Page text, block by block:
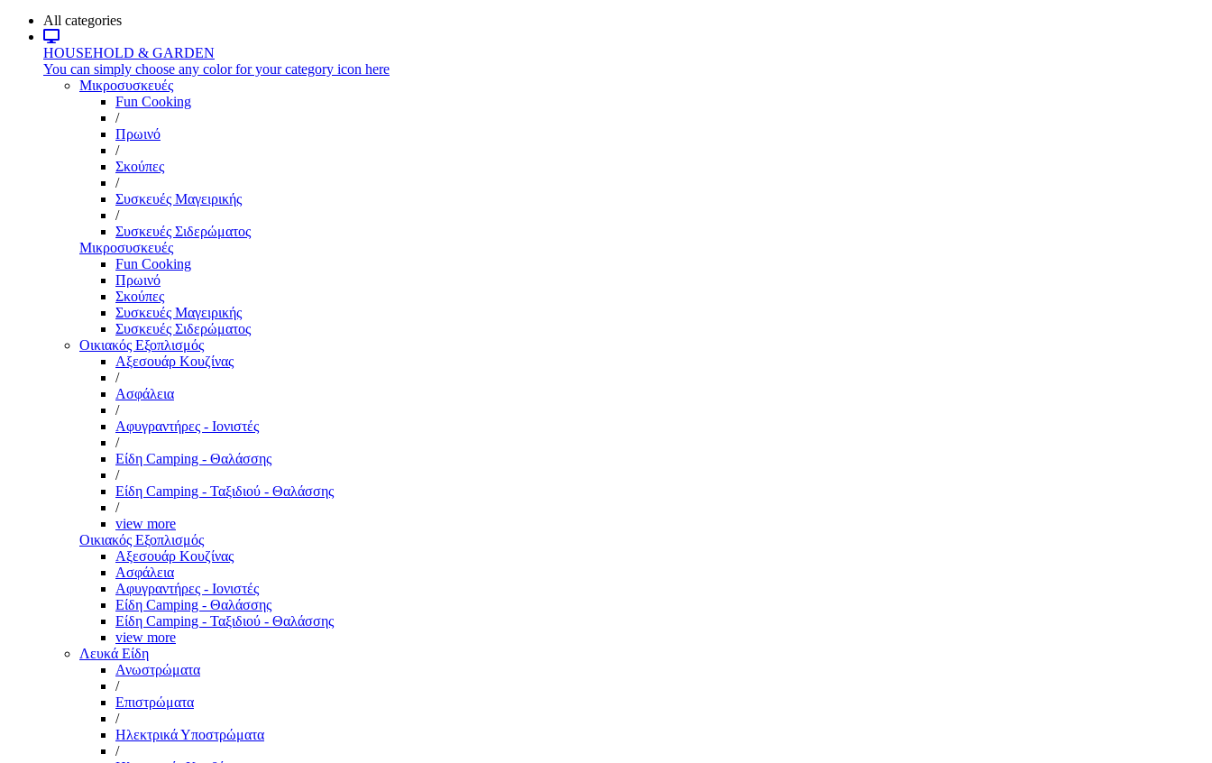
All categories
HOUSEHOLD & GARDEN
You can simply choose any color for your category icon here
Μικροσυσκευές
Fun Cooking
/
Πρωινό
/
Σκούπες
/
Συσκευές Μαγειρικής
/
Συσκευές Σιδερώματος
Μικροσυσκευές
Fun Cooking
Πρωινό
Σκούπες
Συσκευές Μαγειρικής
Συσκευές Σιδερώματος
Οικιακός Εξοπλισμός
Αξεσουάρ Κουζίνας
/
Ασφάλεια
/
Αφυγραντήρες - Ιονιστές
/
Είδη Camping - Θαλάσσης
/
Είδη Camping - Ταξιδιού - Θαλάσσης
/
view more
Οικιακός Εξοπλισμός
Αξεσουάρ Κουζίνας
Ασφάλεια
Αφυγραντήρες - Ιονιστές
Είδη Camping - Θαλάσσης
Είδη Camping - Ταξιδιού - Θαλάσσης
view more
Λευκά Είδη
Ανωστρώματα
/
Επιστρώματα
/
Ηλεκτρικά Υποστρώματα
/